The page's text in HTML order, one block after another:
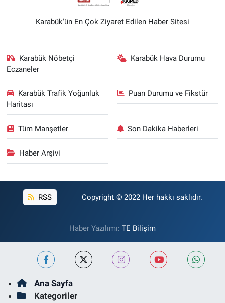
Karabük'ün En Çok Ziyaret Edilen Haber Sitesi
Karabük Nöbetçi
Eczaneler
Karabük Hava Durumu
Karabük Trafik Yoğunluk
Haritası
Puan Durumu ve Fikstür
Tüm Manşetler Son Dakika Haberleri
Haber Arşivi
RSS Copyright © 2022 Her hakkı saklıdır.
Haber Yazılımı: TE Bilişim
Ana Sayfa
Kategoriler